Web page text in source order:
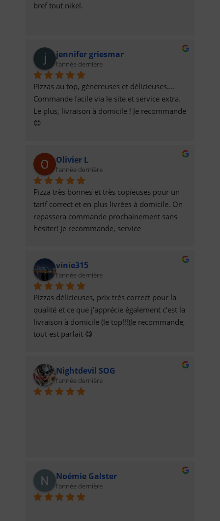
bref tout nikel.
jennifer griesmar
l’année dernière
Pizzas au top, généreuses et délicieuses....
Commande facile via le site et service extra.
Le plus, livraison à domicile ! Je recommande
😊
Olivier L
l’année dernière
Pizza très bonnes et très copieuses pour un
tarif correct et en plus livrées à domicile. On
repassera commande prochainement sans
hésiter! Je recommande, service
vinie315
l’année dernière
Pizzas délicieuses, prix très correct pour la
qualité et ce que j’apprécie également c’est la
livraison à domicile (le top!!!)Je recommande,
tout est parfait 😋
Nightdevil SOG
l’année dernière
Noémie Galster
l’année dernière